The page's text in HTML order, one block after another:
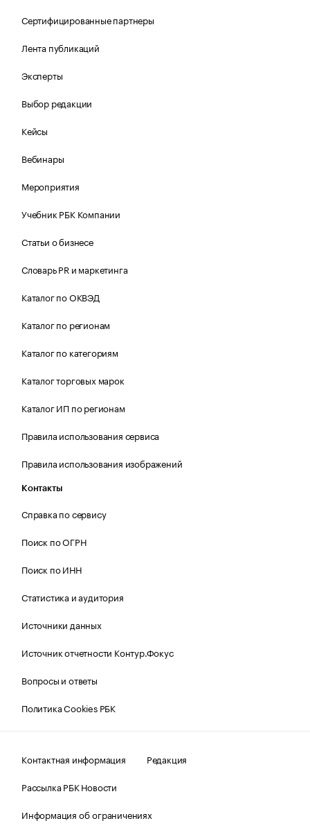
Сертифицированные партнеры
Лента публикаций
Эксперты
Выбор редакции
Кейсы
Вебинары
Мероприятия
Учебник РБК Компании
Статьи о бизнесе
Словарь PR и маркетинга
Каталог по ОКВЭД
Каталог по регионам
Каталог по категориям
Каталог торговых марок
Каталог ИП по регионам
Правила использования сервиса
Правила использования изображений
Контакты
Справка по сервису
Поиск по ОГРН
Поиск по ИНН
Статистика и аудитория
Источники данных
Источник отчетности Контур.Фокус
Вопросы и ответы
Политика Cookies РБК
Контактная информация
Редакция
Рассылка РБК Новости
Информация об ограничениях